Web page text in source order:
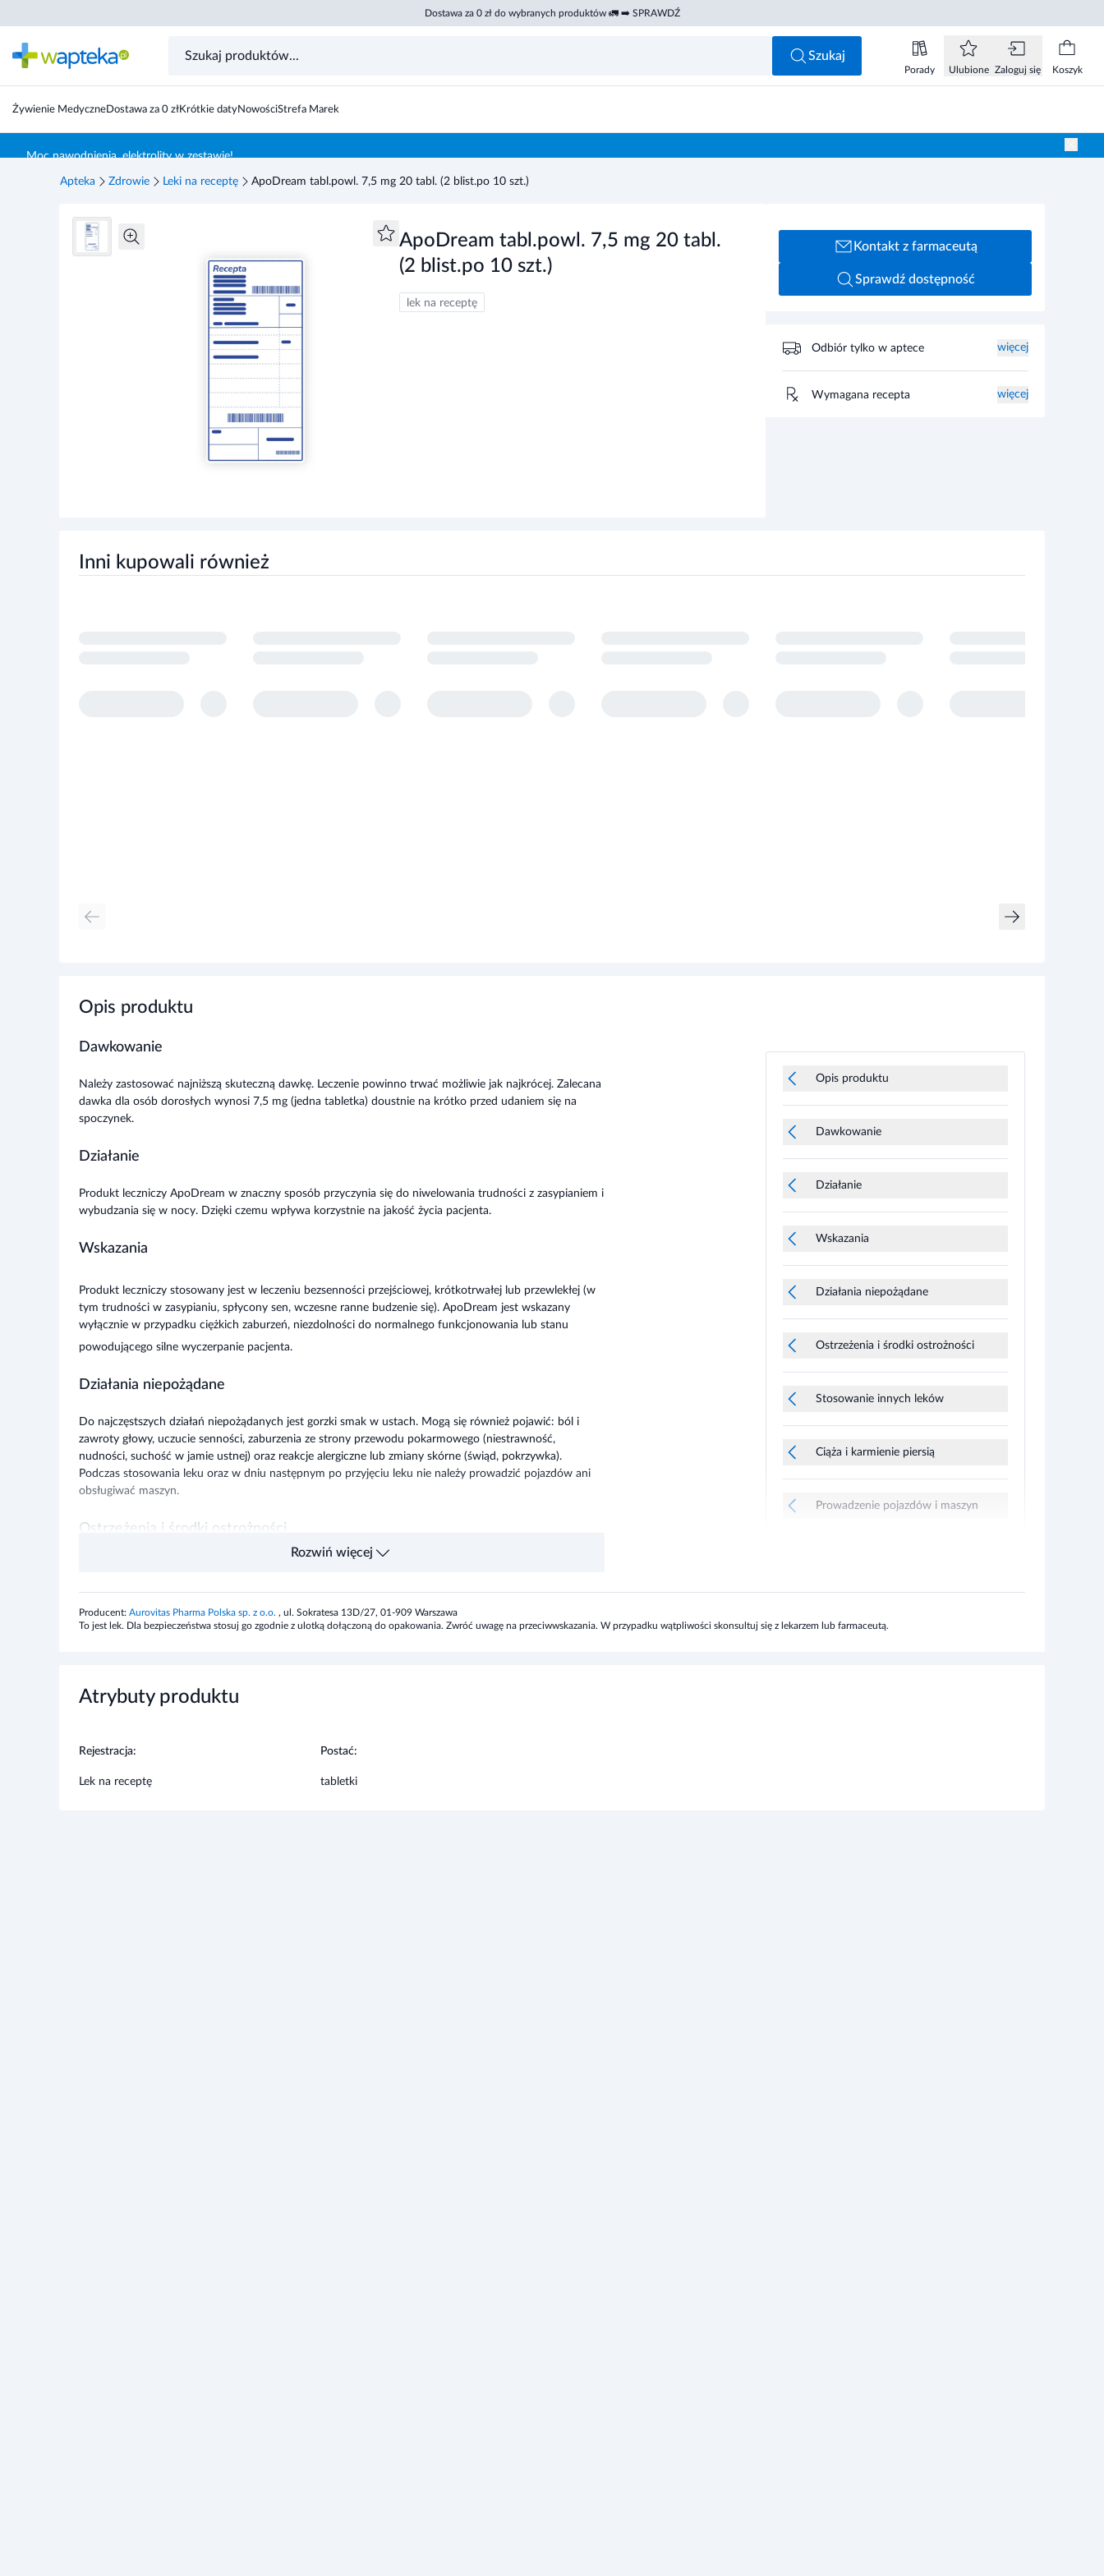
Dostawa za 0 zł do wybranych produktów 🚛 ➡️ SPRAWDŹ
Szukaj
Porady Ulubione Zaloguj się Koszyk
Żywienie MedyczneDostawa za 0 złKrótkie datyNowościStrefa Marek
Moc nawodnienia, elektrolity w zestawie!
Apteka Zdrowie Leki na receptę ApoDream tabl.powl. 7,5 mg 20 tabl. (2 blist.po 10 szt.)
ApoDream tabl.powl. 7,5 mg 20 tabl.
(2 blist.po 10 szt.)
lek na receptę
Kontakt z farmaceutą
Sprawdź dostępność
Odbiór tylko w aptece więcej
Wymagana recepta więcej
Inni kupowali również
Opis produktu
Dawkowanie
Należy zastosować najniższą skuteczną dawkę. Leczenie powinno trwać możliwie jak najkrócej. Zalecana
dawka dla osób dorosłych wynosi 7,5 mg (jedna tabletka) doustnie na krótko przed udaniem się na
spoczynek.
Działanie
Produkt leczniczy ApoDream w znaczny sposób przyczynia się do niwelowania trudności z zasypianiem i
wybudzania się w nocy. Dzięki czemu wpływa korzystnie na jakość życia pacjenta.
Wskazania
Produkt leczniczy stosowany jest w leczeniu bezsenności przejściowej, krótkotrwałej lub przewlekłej (w
tym trudności w zasypianiu, spłycony sen, wczesne ranne budzenie się). ApoDream jest wskazany
wyłącznie w przypadku ciężkich zaburzeń, niezdolności do normalnego funkcjonowania lub stanu
powodującego silne wyczerpanie pacjenta.
Działania niepożądane
Do najczęstszych działań niepożądanych jest gorzki smak w ustach. Mogą się również pojawić: ból i
zawroty głowy, uczucie senności, zaburzenia ze strony przewodu pokarmowego (niestrawność,
nudności, suchość w jamie ustnej) oraz reakcje alergiczne lub zmiany skórne (świąd, pokrzywka).
Podczas stosowania leku oraz w dniu następnym po przyjęciu leku nie należy prowadzić pojazdów ani
obsługiwać maszyn.
Ostrzeżenia i środki ostrożności
Stosowanie innych leków
bezdechu sennego; • ciężka niewydolność wątroby; • przyjmujesz inne leki wpływające na aktywność
ośrodkowego układu nerwowego. Należy poinformować lekarza o wszystkich ostatnio przyjmowanych
Opis produktu
Dawkowanie
Działanie
Wskazania
Działania niepożądane
Ostrzeżenia i środki ostrożności
Stosowanie innych leków
Ciąża i karmienie piersią
Prowadzenie pojazdów i maszyn
Rozwiń więcej
Producent: Aurovitas Pharma Polska sp. z o.o. , ul. Sokratesa 13D/27, 01-909 Warszawa
To jest lek. Dla bezpieczeństwa stosuj go zgodnie z ulotką dołączoną do opakowania. Zwróć uwagę na przeciwwskazania. W przypadku wątpliwości skonsultuj się z lekarzem lub farmaceutą.
Atrybuty produktu
Rejestracja:
Lek na receptę
Postać:
tabletki